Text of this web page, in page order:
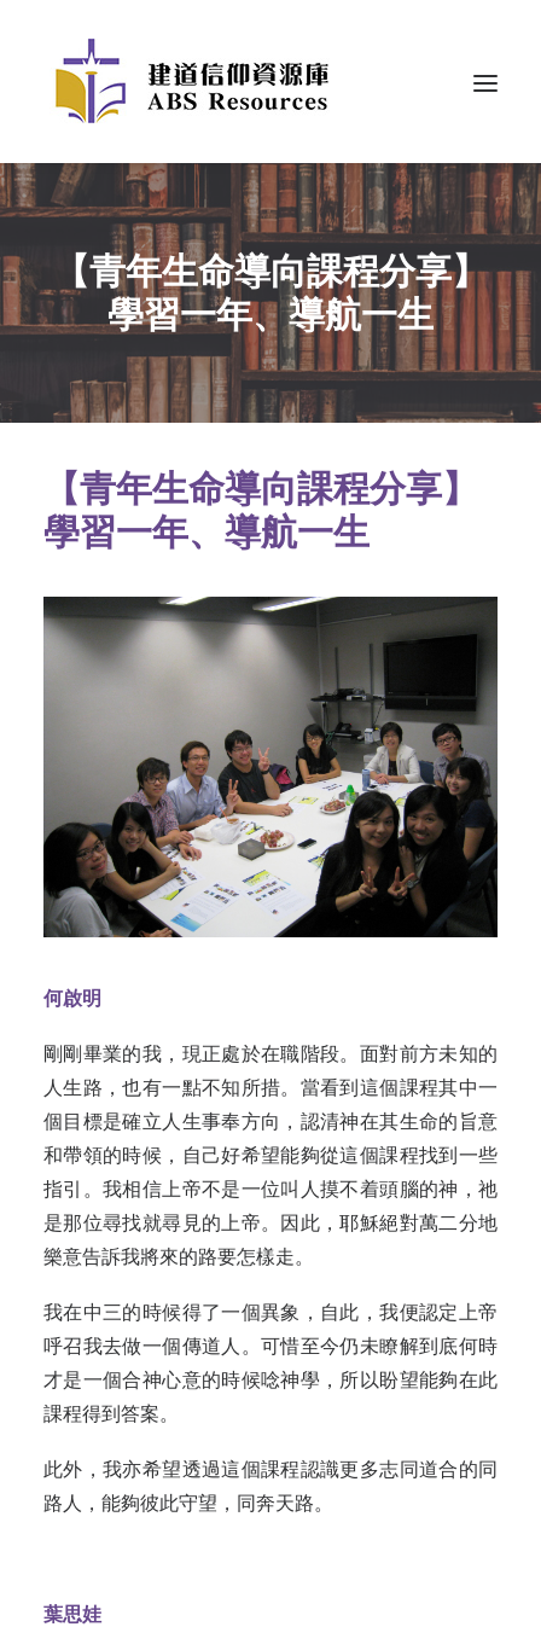
【青年生命導向課程分享】
學習一年、導航一生
【青年生命導向課程分享】
學習一年、導航一生
何啟明
剛剛畢業的我，現正處於在職階段。面對前方未知的
人生路，也有一點不知所措。當看到這個課程其中一
個目標是確立人生事奉方向，認清神在其生命的旨意
和帶領的時候，自己好希望能夠從這個課程找到一些
指引。我相信上帝不是一位叫人摸不着頭腦的神，祂
是那位尋找就尋見的上帝。因此，耶穌絕對萬二分地
樂意告訴我將來的路要怎樣走。
我在中三的時候得了一個異象，自此，我便認定上帝
呼召我去做一個傳道人。可惜至今仍未瞭解到底何時
才是一個合神心意的時候唸神學，所以盼望能夠在此
課程得到答案。
此外，我亦希望透過這個課程認識更多志同道合的同
路人，能夠彼此守望，同奔天路。
葉思娃